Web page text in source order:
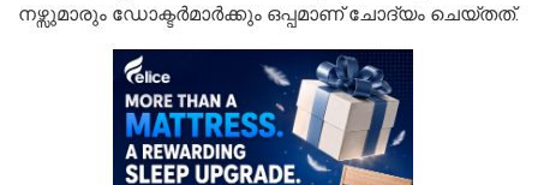
നഴ്സുമാരും ഡോക്ടർമാർക്കും ഒപ്പമാണ് ചോദ്യം ചെയ്തത്.